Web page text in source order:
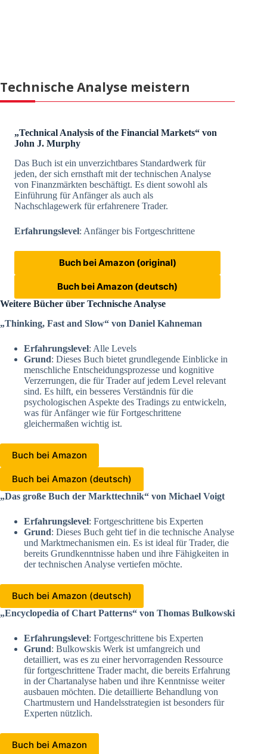
Technische Analyse meistern
„Technical Analysis of the Financial Markets“ von
John J. Murphy
Das Buch ist ein unverzichtbares Standardwerk für
jeden, der sich ernsthaft mit der technischen Analyse
von Finanzmärkten beschäftigt. Es dient sowohl als
Einführung für Anfänger als auch als
Nachschlagewerk für erfahrenere Trader.
Erfahrungslevel: Anfänger bis Fortgeschrittene
Buch bei Amazon (original)
Buch bei Amazon (deutsch)
Weitere Bücher über Technische Analyse
„Thinking, Fast and Slow“ von Daniel Kahneman
Erfahrungslevel: Alle Levels
Grund: Dieses Buch bietet grundlegende Einblicke in
menschliche Entscheidungsprozesse und kognitive
Verzerrungen, die für Trader auf jedem Level relevant
sind. Es hilft, ein besseres Verständnis für die
psychologischen Aspekte des Tradings zu entwickeln,
was für Anfänger wie für Fortgeschrittene
gleichermaßen wichtig ist.
Buch bei Amazon
Buch bei Amazon (deutsch)
„Das große Buch der Markttechnik“ von Michael Voigt
Erfahrungslevel: Fortgeschrittene bis Experten
Grund: Dieses Buch geht tief in die technische Analyse
und Marktmechanismen ein. Es ist ideal für Trader, die
bereits Grundkenntnisse haben und ihre Fähigkeiten in
der technischen Analyse vertiefen möchte.
Buch bei Amazon (deutsch)
„Encyclopedia of Chart Patterns“ von Thomas Bulkowski
Erfahrungslevel: Fortgeschrittene bis Experten
Grund: Bulkowskis Werk ist umfangreich und
detailliert, was es zu einer hervorragenden Ressource
für fortgeschrittene Trader macht, die bereits Erfahrung
in der Chartanalyse haben und ihre Kenntnisse weiter
ausbauen möchten. Die detaillierte Behandlung von
Chartmustern und Handelsstrategien ist besonders für
Experten nützlich.
Buch bei Amazon